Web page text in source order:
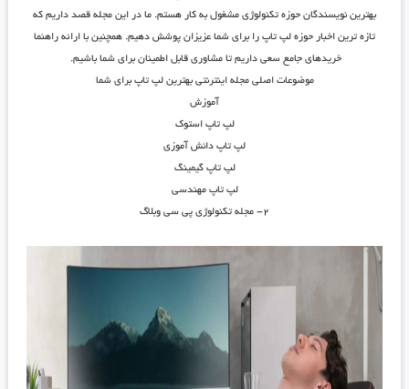
بهترین نویسندگان حوزه تکنولوژی مشغول به کار هستم. ما در این مجله قصد داریم که
تازه ترین اخبار حوزه لپ تاپ را برای شما عزیزان پوشش دهیم. همچنین با ارائه راهنما
خریدهای جامع سعی داریم تا مشاوری قابل اطمینان برای شما باشیم.
موضوعات اصلی مجله اینترنتی بهترین لپ تاپ برای شما
آموزش
لپ تاپ استوک
لپ تاپ دانش آموزی
لپ تاپ گیمینگ
لپ تاپ مهندسی
۲- مجله تکنولوژی پی سی وبلاگ